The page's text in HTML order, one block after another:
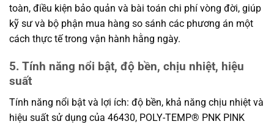
toàn, điều kiện bảo quản và bài toán chi phí vòng đời, giúp
kỹ sư và bộ phận mua hàng so sánh các phương án một
cách thực tế trong vận hành hằng ngày.
5. Tính năng nổi bật, độ bền, chịu nhiệt, hiệu
suất
Tính năng nổi bật và lợi ích: độ bền, khả năng chịu nhiệt và
hiệu suất sử dụng của 46430, POLY-TEMP® PNK PINK